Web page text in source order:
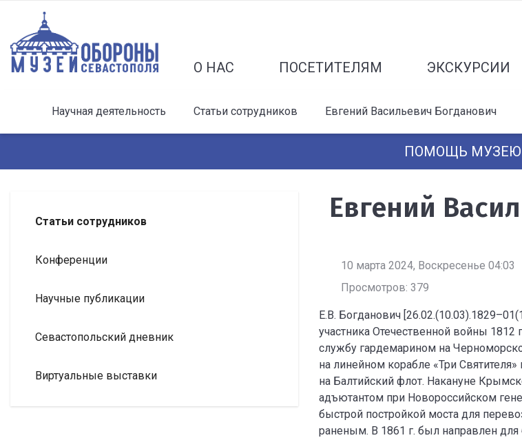
О НАС ПОСЕТИТЕЛЯМ ЭКСКУРСИИ
Научная деятельность Статьи сотрудников Евгений Васильевич Богданович
ПОМОЩЬ МУЗЕЮ
Статьи сотрудников
Конференции
Научные публикации
Севастопольский дневник
Виртуальные выставки
Евгений
10 марта 2024, Воскресенье 04:03
Просмотров: 379
Е.В. Богданович
участника Отечественной войны
службу гардемарином на
на линейном корабле «Три
на Балтийский флот. Накануне
адъютантом при Новороссийском
быстрой постройкой моста для
раненым. В 1861 г. был направлен